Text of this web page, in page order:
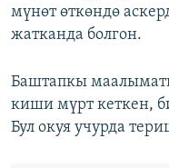
мүнөт өткөндө
жатканда болгон.
Баштапкы
киши мүрт кеткен,
Бул окуя учурда